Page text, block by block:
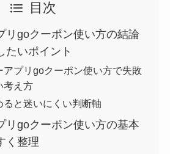
目次
リgoクーポン使い方の結論
たいポイント
アプリgoクーポン使い方で失敗
考え方
ると迷いにくい判断軸
リgoクーポン使い方の基本
く整理